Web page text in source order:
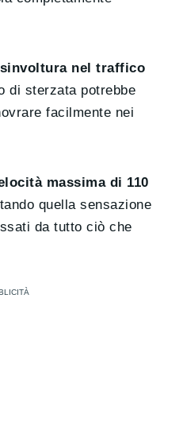
nel traffico
di sterzata potrebbe
facilmente nei
massima di 110
quella sensazione
da tutto ciò che